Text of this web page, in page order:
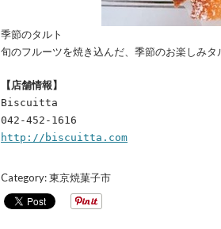
季節のタルト
旬のフルーツを焼き込んだ、季節のお楽しみタ
【店舗情報】
Biscuitta
042-452-1616
http://biscuitta.com
Category:東京焼菓子市